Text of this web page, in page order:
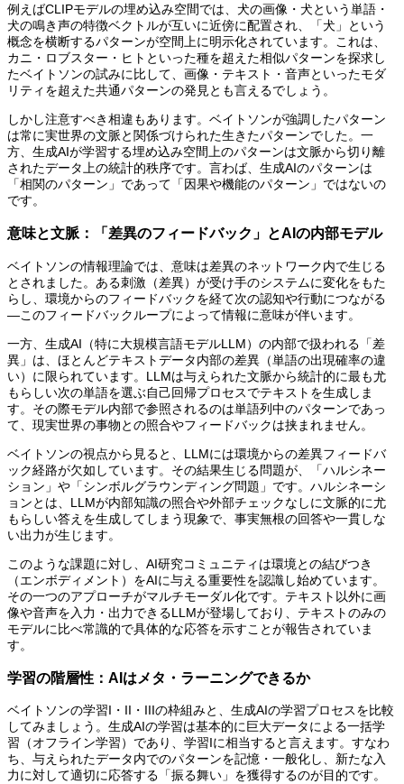
例えばCLIPモデルの埋め込み空間では、犬の画像・犬という単語・
犬の鳴き声の特徴ベクトルが互いに近傍に配置され、「犬」という
概念を横断するパターンが空間上に明示化されています。これは、
カニ・ロブスター・ヒトといった種を超えた相似パターンを探求し
たベイトソンの試みに比して、画像・テキスト・音声といったモダ
リティを超えた共通パターンの発見とも言えるでしょう。
しかし注意すべき相違もあります。ベイトソンが強調したパターン
は常に実世界の文脈と関係づけられた生きたパターンでした。一
方、生成AIが学習する埋め込み空間上のパターンは文脈から切り離
されたデータ上の統計的秩序です。言わば、生成AIのパターンは
「相関のパターン」であって「因果や機能のパターン」ではないの
です。
意味と文脈：「差異のフィードバック」とAIの内部モデル
ベイトソンの情報理論では、意味は差異のネットワーク内で生じる
とされました。ある刺激（差異）が受け手のシステムに変化をもた
らし、環境からのフィードバックを経て次の認知や行動につながる
—このフィードバックループによって情報に意味が伴います。
一方、生成AI（特に大規模言語モデルLLM）の内部で扱われる「差
異」は、ほとんどテキストデータ内部の差異（単語の出現確率の違
い）に限られています。LLMは与えられた文脈から統計的に最も尤
もらしい次の単語を選ぶ自己回帰プロセスでテキストを生成しま
す。その際モデル内部で参照されるのは単語列中のパターンであっ
て、現実世界の事物との照合やフィードバックは挟まれません。
ベイトソンの視点から見ると、LLMには環境からの差異フィードバ
ック経路が欠如しています。その結果生じる問題が、「ハルシネー
ション」や「シンボルグラウンディング問題」です。ハルシネーシ
ョンとは、LLMが内部知識の照合や外部チェックなしに文脈的に尤
もらしい答えを生成してしまう現象で、事実無根の回答や一貫しな
い出力が生じます。
このような課題に対し、AI研究コミュニティは環境との結びつき
（エンボディメント）をAIに与える重要性を認識し始めています。
その一つのアプローチがマルチモーダル化です。テキスト以外に画
像や音声を入力・出力できるLLMが登場しており、テキストのみの
モデルに比べ常識的で具体的な応答を示すことが報告されていま
す。
学習の階層性：AIはメタ・ラーニングできるか
ベイトソンの学習I・II・IIIの枠組みと、生成AIの学習プロセスを比較
してみましょう。生成AIの学習は基本的に巨大データによる一括学
習（オフライン学習）であり、学習Iに相当すると言えます。すなわ
ち、与えられたデータ内でのパターンを記憶・一般化し、新たな入
力に対して適切に応答する「振る舞い」を獲得するのが目的です。